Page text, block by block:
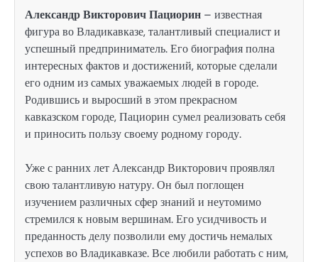
Александр Викторович Пациорин – известная
фигура во Владикавказе, талантливый специалист и
успешный предприниматель. Его биография полна
интересных фактов и достижений, которые сделали
его одним из самых уважаемых людей в городе.
Родившись и выросший в этом прекрасном
кавказском городе, Пациорин сумел реализовать себя
и приносить пользу своему родному городу.
Уже с ранних лет Александр Викторович проявлял
свою талантливую натуру. Он был поглощен
изучением различных сфер знаний и неутомимо
стремился к новым вершинам. Его усидчивость и
преданность делу позволили ему достичь немалых
успехов во Владикавказе. Все любили работать с ним,